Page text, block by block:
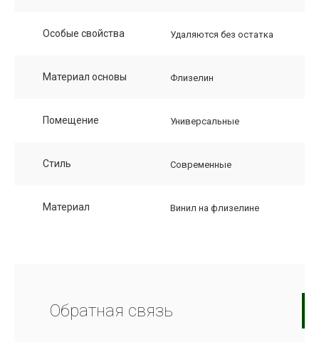
Особые свойства Удаляются без остатка
Материал основы Флизелин
Помещение Универсальные
Стиль Современные
Материал Винил на флизелине
Обратная связь